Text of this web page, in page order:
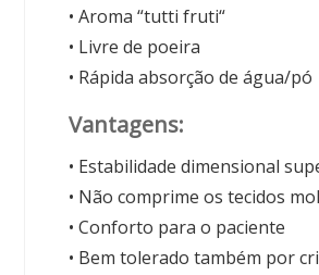
• Aroma “tutti fruti“
• Livre de poeira
• Rápida absorção de água/pó
Vantagens:
• Estabilidade dimensional
• Não comprime os tecidos
• Conforto para o paciente
• Bem tolerado também por